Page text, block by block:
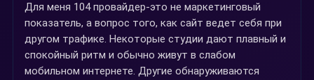
Для меня 104 провайдер-это не маркетинговый
показатель, а вопрос того, как сайт ведет себя при
другом трафике. Некоторые студии дают плавный и
спокойный ритм и обычно живут в слабом
мобильном интернете. Другие обнаруживаются